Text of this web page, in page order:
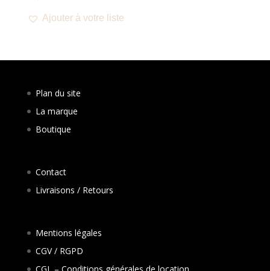
Ajouter à votre liste
Plan du site
La marque
Boutique
Contact
Livraisons / Retours
Mentions légales
CGV / RGPD